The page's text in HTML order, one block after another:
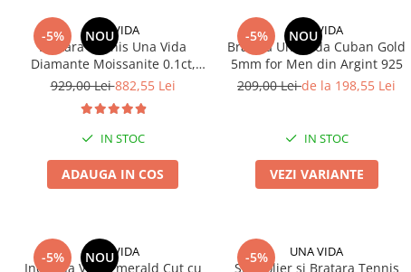
-5% NOU
UNA VIDA
Bratara Tennis Una Vida
Diamante Moissanite 0.1ct,
Masura 16 cm
929,00 Lei882,55 Lei
IN STOC
ADAUGA IN COS
-5% NOU
UNA VIDA
Bratara Una Vida Cuban Gold
5mm for Men din Argint 925
209,00 Leide la 198,55 Lei
IN STOC
VEZI VARIANTE
-5% NOU
UNA VIDA
Inel Una Vida Emerald Cut cu
-5% UNA VIDA
Set Colier si Bratara Tennis